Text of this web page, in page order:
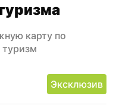
карту по
туризм
Эксклюзив